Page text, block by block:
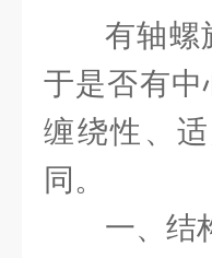
有轴螺
于是否有
缠绕性、
同‌。
一、结